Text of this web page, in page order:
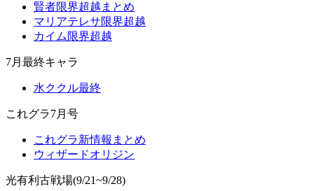
賢者限界超越まとめ
マリアテレサ限界超越
カイム限界超越
7月最終キャラ
水ククル最終
これグラ7月号
これグラ新情報まとめ
ウィザードオリジン
光有利古戦場(9/21~9/28)